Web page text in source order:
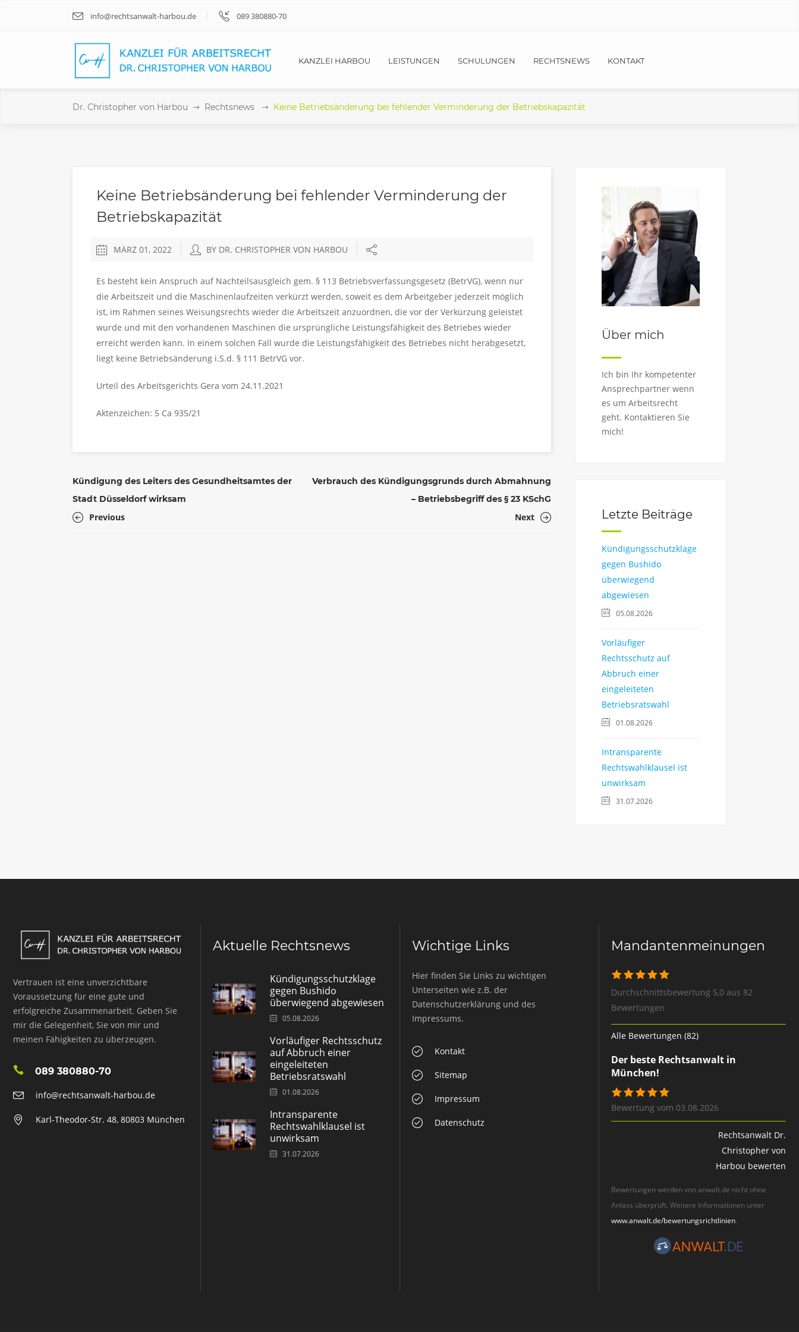
info@rechtsanwalt-harbou.de 089 380880-70
KANZLEI HARBOU LEISTUNGEN SCHULUNGEN RECHTSNEWS KONTAKT
Dr. Christopher von Harbou Rechtsnews Keine Betriebsänderung bei fehlender Verminderung der Betriebskapazität
Keine Betriebsänderung bei fehlender Verminderung der
Betriebskapazität
MÄRZ 01, 2022 BY DR. CHRISTOPHER VON HARBOU
Es besteht kein Anspruch auf Nachteilsausgleich gem. § 113 Betriebsverfassungsgesetz (BetrVG), wenn nur
die Arbeitszeit und die Maschinenlaufzeiten verkürzt werden, soweit es dem Arbeitgeber jederzeit möglich
ist, im Rahmen seines Weisungsrechts wieder die Arbeitszeit anzuordnen, die vor der Verkürzung geleistet
wurde und mit den vorhandenen Maschinen die ursprüngliche Leistungsfähigkeit des Betriebes wieder
erreicht werden kann. In einem solchen Fall wurde die Leistungsfähigkeit des Betriebes nicht herabgesetzt,
liegt keine Betriebsänderung i.S.d. § 111 BetrVG vor.
Urteil des Arbeitsgerichts Gera vom 24.11.2021
Aktenzeichen: 5 Ca 935/21
Kündigung des Leiters des Gesundheitsamtes der
Stadt Düsseldorf wirksam
Previous
Verbrauch des Kündigungsgrunds durch Abmahnung
– Betriebsbegriff des § 23 KSchG
Next
Über mich
Ich bin Ihr kompetenter
Ansprechpartner wenn
es um Arbeitsrecht
geht. Kontaktieren Sie
mich!
Letzte Beiträge
Kündigungsschutzklage
gegen Bushido
überwiegend
abgewiesen
05.08.2026
Vorläufiger
Rechtsschutz auf
Abbruch einer
eingeleiteten
Betriebsratswahl
01.08.2026
Intransparente
Rechtswahlklausel ist
unwirksam
31.07.2026
Vertrauen ist eine unverzichtbare
Voraussetzung für eine gute und
erfolgreiche Zusammenarbeit. Geben Sie
mir die Gelegenheit, Sie von mir und
meinen Fähigkeiten zu überzeugen.
089 380880-70
info@rechtsanwalt-harbou.de
Karl-Theodor-Str. 48, 80803 München
Aktuelle Rechtsnews
Kündigungsschutzklage
gegen Bushido
überwiegend abgewiesen
05.08.2026
Vorläufiger Rechtsschutz
auf Abbruch einer
eingeleiteten
Betriebsratswahl
01.08.2026
Intransparente
Rechtswahlklausel ist
unwirksam
31.07.2026
Wichtige Links
Hier finden Sie Links zu wichtigen
Unterseiten wie z.B. der
Datenschutzerklärung und des
Impressums.
Kontakt
Sitemap
Impressum
Datenschutz
Mandantenmeinungen
Durchschnittsbewertung 5,0 aus 82
Bewertungen
Alle Bewertungen (82)
Der beste Rechtsanwalt in
München!
Bewertung vom 03.08.2026
Rechtsanwalt Dr.
Christopher von
Harbou bewerten
Bewertungen werden von anwalt.de nicht ohne
Anlass überprüft. Weitere Informationen unter
www.anwalt.de/bewertungsrichtlinien.